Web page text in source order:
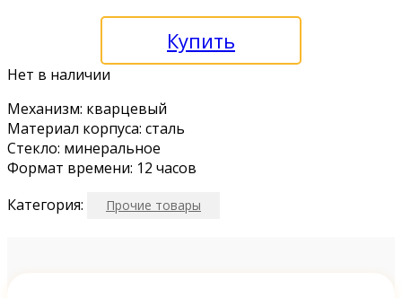
Купить
Нет в наличии
Механизм: кварцевый
Материал корпуса: сталь
Стекло: минеральное
Формат времени: 12 часов
Категория:
Прочие товары